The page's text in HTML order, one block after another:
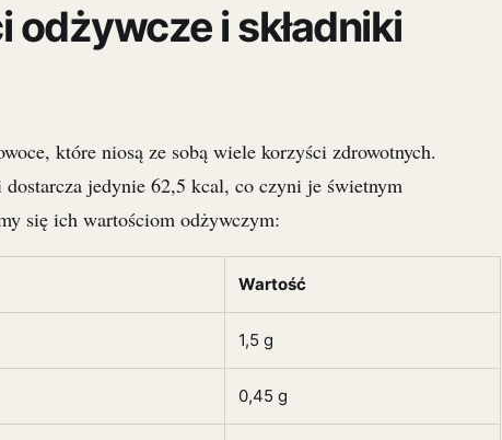
odżywcze i składniki
które niosą ze sobą wiele korzyści zdrowotnych.
jedynie 62,5 kcal, co czyni je świetnym
się ich wartościom odżywczym:
Wartość
1,5 g
0,45 g